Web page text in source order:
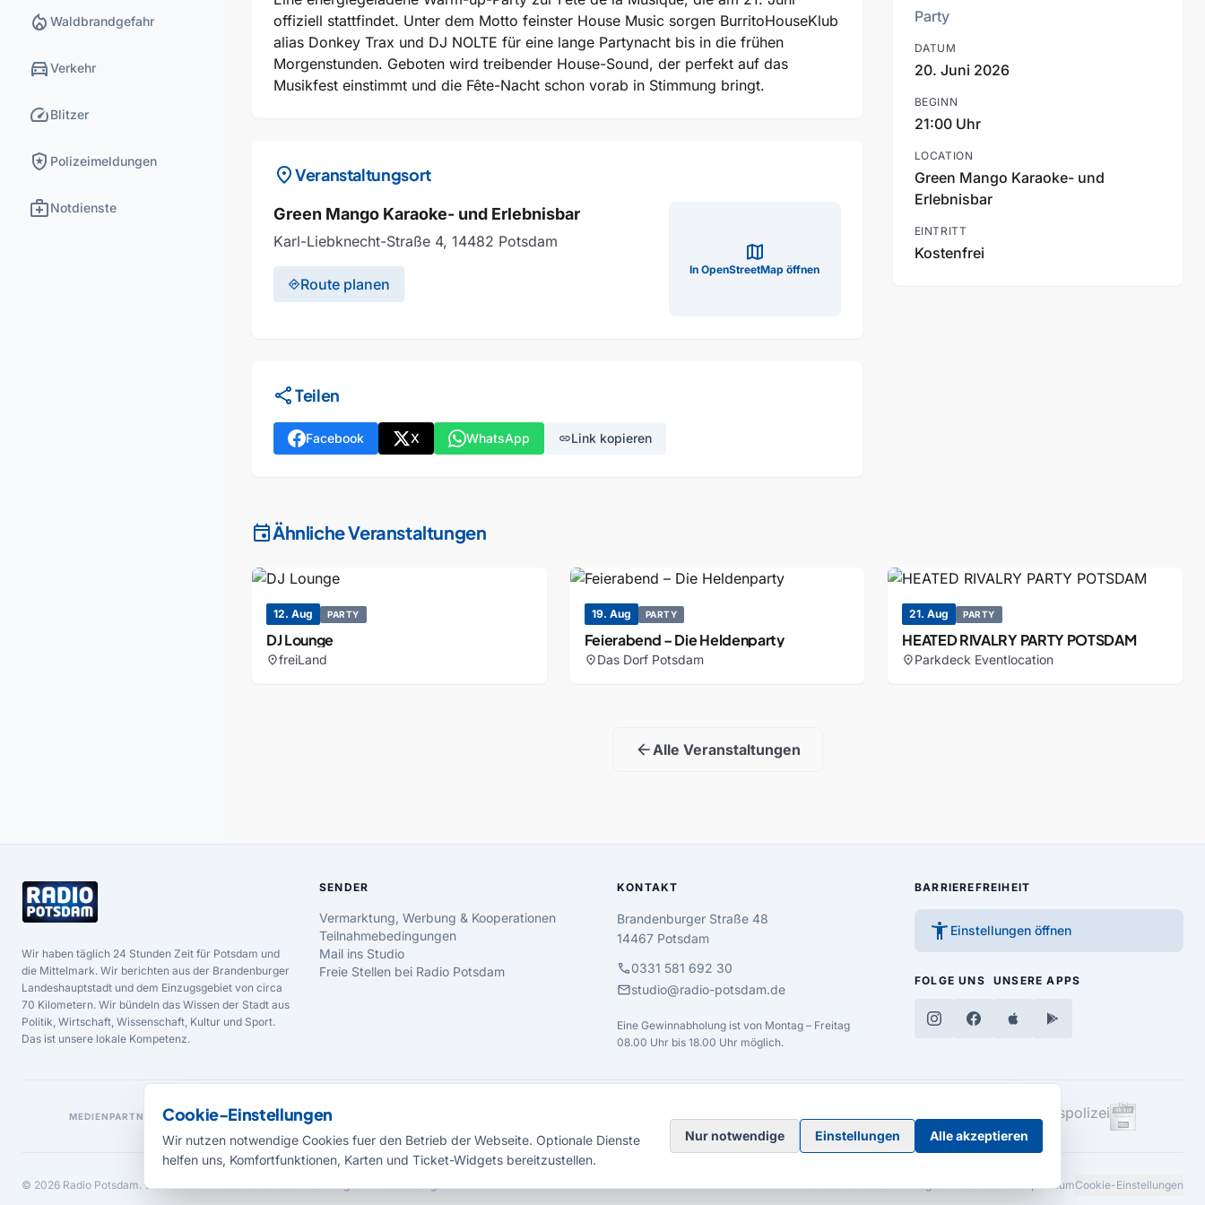
local_fire_department Waldbrandgefahr
directions_carVerkehr
speedBlitzer
local_police Polizeimeldungen
medical_servicesNotdienste
offiziell stattfindet. Unter dem Motto feinster House Music sorgen BurritoHouseKlub
alias Donkey Trax und DJ NOLTE für eine lange Partynacht bis in die frühen
Morgenstunden. Geboten wird treibender House-Sound, der perfekt auf das
Musikfest einstimmt und die Fête-Nacht schon vorab in Stimmung bringt.
location_onVeranstaltungsort
Green Mango Karaoke- und Erlebnisbar
Karl-Liebknecht-Straße 4, 14482 Potsdam
directionsRoute planen
map
In OpenStreetMap öffnen
shareTeilen
Facebook X WhatsApp linkLink kopieren
Party
DATUM
20. Juni 2026
BEGINN
21:00 Uhr
LOCATION
Green Mango Karaoke- und
Erlebnisbar
EINTRITT
Kostenfrei
eventÄhnliche Veranstaltungen
12. Aug PARTY
DJ Lounge
location_onfreiLand
19. Aug PARTY
Feierabend – Die Heldenparty
location_onDas Dorf Potsdam
21. Aug PARTY
HEATED RIVALRY PARTY POTSDAM
location_onParkdeck Eventlocation
arrow_backAlle Veranstaltungen
Wir haben täglich 24 Stunden Zeit für Potsdam und
die Mittelmark. Wir berichten aus der Brandenburger
Landeshauptstadt und dem Einzugsgebiet von circa
70 Kilometern. Wir bündeln das Wissen der Stadt aus
Politik, Wirtschaft, Wissenschaft, Kultur und Sport.
Das ist unsere lokale Kompetenz.
SENDER
Vermarktung, Werbung & Kooperationen
Teilnahmebedingungen
Mail ins Studio
Freie Stellen bei Radio Potsdam
KONTAKT
Brandenburger Straße 48
14467 Potsdam
call0331 581 692 30
mailstudio@radio-potsdam.de
Eine Gewinnabholung ist von Montag – Freitag
08.00 Uhr bis 18.00 Uhr möglich.
BARRIEREFREIHEIT
accessibility_new Einstellungen öffnen
FOLGE UNS UNSERE APPS
MEDIENPARTNER
© 2026 Radio Potsdam. Webseite entwickelt durch dieMedienagentur Babelsberg BarrierefreiheitserklärungAGBDatenschutzImpressumCookie-Einstellungen
Cookie-Einstellungen
Wir nutzen notwendige Cookies fuer den Betrieb der Webseite. Optionale Dienste
helfen uns, Komfortfunktionen, Karten und Ticket-Widgets bereitzustellen.
Nur notwendige Einstellungen Alle akzeptieren